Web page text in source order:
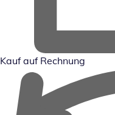
Kauf auf Rechnung